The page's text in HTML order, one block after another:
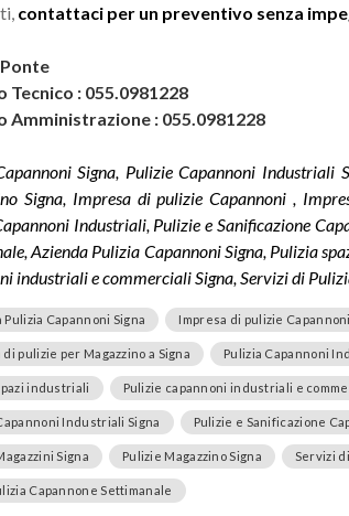
contattaci per un preventivo senza
Tecnico : 055.0981228
Amministrazione : 055.0981228
Signa, Pulizie Capannoni Industriali
Signa, Impresa di pulizie Capannoni ,
Industriali, Pulizie e Sanificazione
Azienda Pulizia Capannoni Signa, Pulizia
industriali e commerciali Signa, Servizi di
Pulizia Capannoni Signa Impresa di pulizie Capannoni
di pulizie per Magazzino a Signa Pulizia Capannoni
industriali Pulizie capannoni industriali e
Industriali Signa Pulizie e Sanificazione
Signa Pulizie Magazzino Signa Servizi
Capannone Settimanale